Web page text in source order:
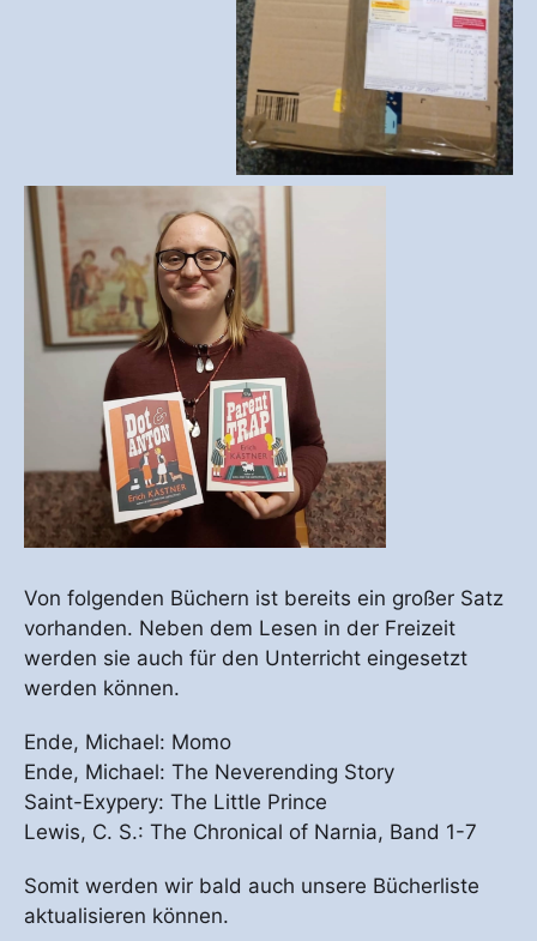
Von folgenden Büchern ist bereits ein großer Satz
vorhanden. Neben dem Lesen in der Freizeit
werden sie auch für den Unterricht eingesetzt
werden können.
Ende, Michael: Momo
Ende, Michael: The Neverending Story
Saint-Exypery: The Little Prince
Lewis, C. S.: The Chronical of Narnia, Band 1-7
Somit werden wir bald auch unsere Bücherliste
aktualisieren können.